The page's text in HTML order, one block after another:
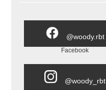
@woody.rbt
Facebook
@woody_rbt